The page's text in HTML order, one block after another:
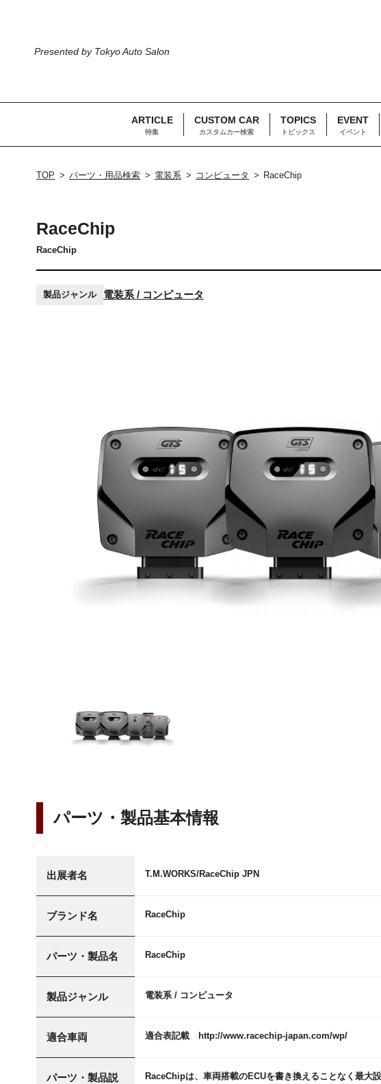
Presented by Tokyo Auto Salon
ARTICLE
特集
CUSTOM CAR
カスタムカー検索
TOPICS
トピックス
EVENT
イベント
TOP パーツ・用品検索 電装系 コンピュータ RaceChip
RaceChip
RaceChip
製品ジャンル 電装系 / コンピュータ
パーツ・製品基本情報
出展者名 T.M.WORKS/RaceChip JPN
ブランド名 RaceChip
パーツ・製品名 RaceChip
製品ジャンル 電装系 / コンピュータ
適合車両 適合表記載 http://www.racechip-japan.com/wp/
パーツ・製品説
RaceChipは、車両搭載のECUを書き換えることなく最大